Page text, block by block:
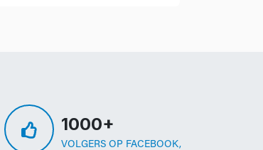
1000+
VOLGERS OP FACEBOOK,